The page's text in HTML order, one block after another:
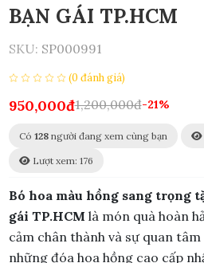
BẠN GÁI TP.HCM
SKU: SP000991
(0 đánh giá)
950,000đ1,200,000đ-21%
Có 128người đang xem cùng bạn
Lượt xem: 176
Bó hoa màu hồng sang trọng
gái TP.HCM là món quà hoàn
cảm chân thành và sự quan
những đóa hoa hồng cao cấp